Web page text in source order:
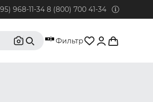
968-11-34 8 (800) 700 41-34
и Московской области.
Фильтр